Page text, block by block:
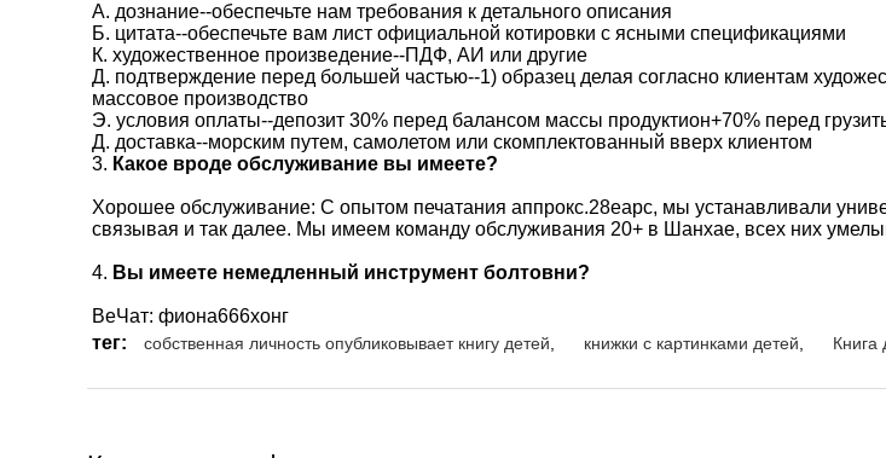
А. дознание--обеспечьте нам требования к детального описания
Б. цитата--обеспечьте вам лист официальной котировки с ясными спецификациями
К. художественное произведение--ПДФ, АИ или другие
Д. подтверждение перед большей частью--1) образец делая согласно клиентам
массовое производство
Э. условия оплаты--депозит 30% перед балансом массы продуктион+70% перед
Д. доставка--морским путем, самолетом или скомплектованный вверх клиентом
3. Какое вроде обслуживание вы имеете?
Хорошее обслуживание: С опытом печатания аппрокс.28еарс, мы устанавливали
связывая и так далее. Мы имеем команду обслуживания 20+ в Шанхае, всех них
4. Вы имеете немедленный инструмент болтовни?
ВеЧат: фиона666хонг
тег:
собственная личность опубликовывает книгу детей книжки с картинками детей Книга